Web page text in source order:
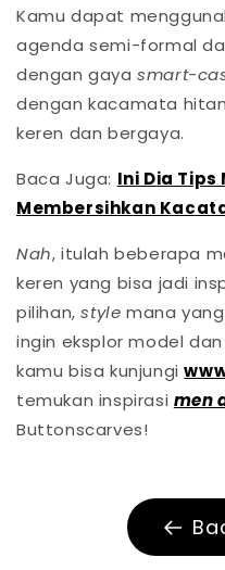
Kamu dapat
agenda semi-formal
dengan gayasmart-
dengan kacamata
keren dan bergaya.
Baca Juga: Ini Dia
Membersihkan
Nah, itulah beberapa
keren yang bisa jadi
pilihan,stylemana
ingin eksplor model
kamu bisa kunjungi
temukan inspirasi men
Buttonscarves!